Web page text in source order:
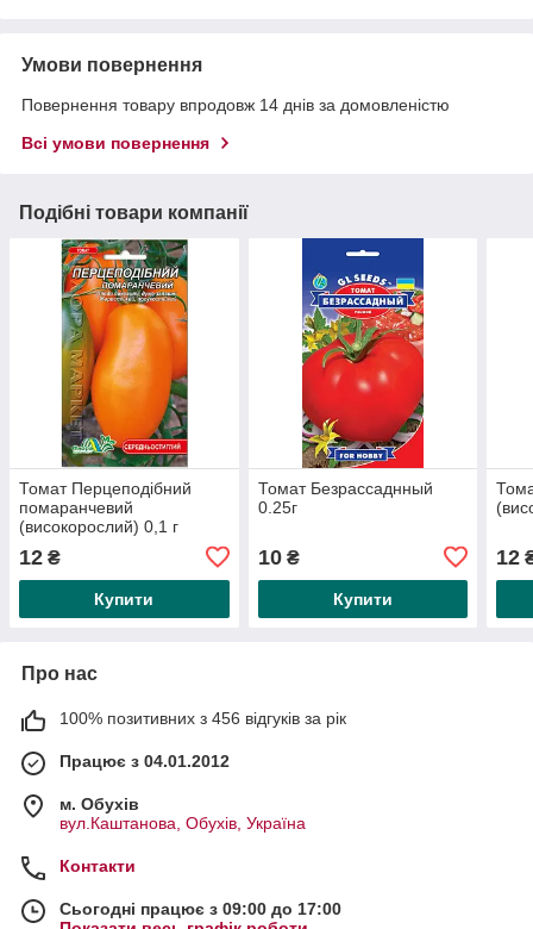
Умови повернення
Повернення товару впродовж 14 днів за домовленістю
Всі умови повернення
Подібні товари компанії
Томат Перцеподібний
помаранчевий
(високорослий) 0,1 г
12 ₴
Купити
Томат Безрассаднный
0.25г
10₴
Купити
12
Про нас
100% позитивних з 456 відгуків за рік
Працює з 04.01.2012
м. Обухів
вул.Каштанова, Обухів, Україна
Контакти
Сьогодні працює з 09:00 до 17:00